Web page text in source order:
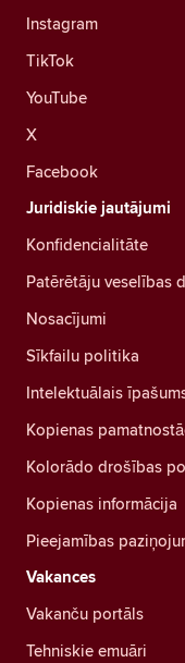
Instagram
TikTok
YouTube
X
Facebook
Juridiskie jautājumi
Konfidencialitāte
Patērētāju veselības
Nosacījumi
Sīkfailu politika
Intelektuālais
Kopienas
Kolorādo drošības
Kopienas informācija
Pieejamības
Vakances
Vakanču portāls
Tehniskie emuāri